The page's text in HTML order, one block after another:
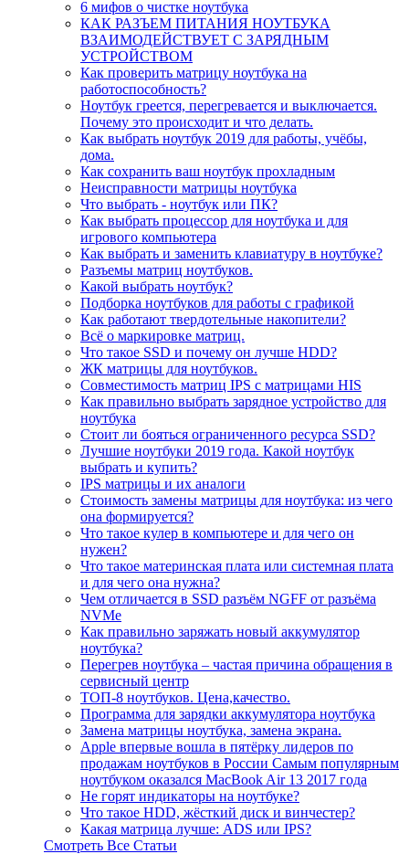
6 мифов о чистке ноутбука
КАК РАЗЪЕМ ПИТАНИЯ НОУТБУКА
ВЗАИМОДЕЙСТВУЕТ С ЗАРЯДНЫМ
УСТРОЙСТВОМ
Как проверить матрицу ноутбука на
работоспособность?
Ноутбук греется, перегревается и выключается.
Почему это происходит и что делать.
Как выбрать ноутбук 2019 для работы, учёбы,
дома.
Как сохранить ваш ноутбук прохладным
Неисправности матрицы ноутбука
Что выбрать - ноутбук или ПК?
Как выбрать процессор для ноутбука и для
игрового компьютера
Как выбрать и заменить клавиатуру в ноутбуке?
Разъемы матриц ноутбуков.
Какой выбрать ноутбук?
Подборка ноутбуков для работы с графикой
Как работают твердотельные накопители?
Всё о маркировке матриц.
Что такое SSD и почему он лучше HDD?
ЖК матрицы для ноутбуков.
Совместимость матриц IPS с матрицами HIS
Как правильно выбрать зарядное устройство для
ноутбука
Стоит ли бояться ограниченного ресурса SSD?
Лучшие ноутбуки 2019 года. Какой ноутбук
выбрать и купить?
IPS матрицы и их аналоги
Стоимость замены матрицы для ноутбука: из чего
она формируется?
Что такое кулер в компьютере и для чего он
нужен?
Что такое материнская плата или системная плата
и для чего она нужна?
Чем отличается в SSD разъём NGFF от разъёма
NVMe
Как правильно заряжать новый аккумулятор
ноутбука?
Перегрев ноутбука – частая причина обращения в
сервисный центр
ТОП-8 ноутбуков. Цена,качество.
Программа для зарядки аккумулятора ноутбука
Замена матрицы ноутбука, замена экрана.
Apple впервые вошла в пятёрку лидеров по
продажам ноутбуков в России Самым популярным
ноутбуком оказался MacBook Air 13 2017 года
Не горят индикаторы на ноутбуке?
Что такое HDD, жёсткий диск и винчестер?
Какая матрица лучше: ADS или IPS?
Смотреть Все Статьи